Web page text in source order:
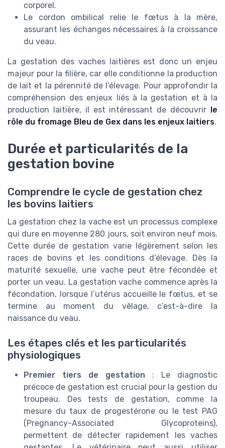
corporel.
Le cordon ombilical relie le fœtus à la mère,
assurant les échanges nécessaires à la croissance
du veau.
La gestation des vaches laitières est donc un enjeu
majeur pour la filière, car elle conditionne la production
de lait et la pérennité de l’élevage. Pour approfondir la
compréhension des enjeux liés à la gestation et à la
production laitière, il est intéressant de découvrir le
rôle du fromage Bleu de Gex dans les enjeux laitiers.
Durée et particularités de la
gestation bovine
Comprendre le cycle de gestation chez
les bovins laitiers
La gestation chez la vache est un processus complexe
qui dure en moyenne 280 jours, soit environ neuf mois.
Cette durée de gestation varie légèrement selon les
races de bovins et les conditions d’élevage. Dès la
maturité sexuelle, une vache peut être fécondée et
porter un veau. La gestation vache commence après la
fécondation, lorsque l’utérus accueille le fœtus, et se
termine au moment du vêlage, c’est-à-dire la
naissance du veau.
Les étapes clés et les particularités
physiologiques
Premier tiers de gestation : Le diagnostic
précoce de gestation est crucial pour la gestion du
troupeau. Des tests de gestation, comme la
mesure du taux de progestérone ou le test PAG
(Pregnancy-Associated Glycoproteins),
permettent de détecter rapidement les vaches